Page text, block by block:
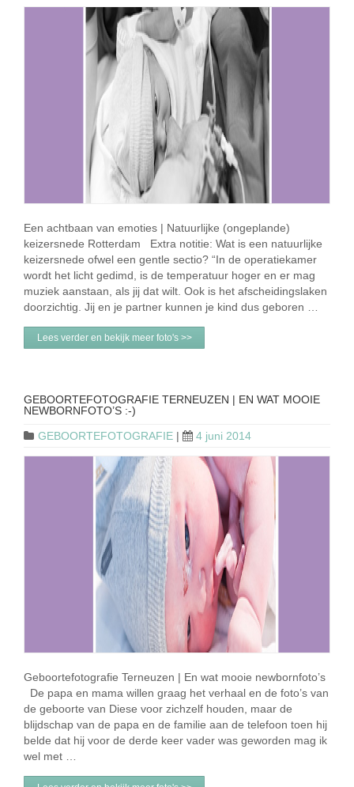
Een achtbaan van emoties | Natuurlijke (ongeplande)
keizersnede Rotterdam Extra notitie: Wat is een natuurlijke
keizersnede ofwel een gentle sectio? “In de operatiekamer
wordt het licht gedimd, is de temperatuur hoger en er mag
muziek aanstaan, als jij dat wilt. Ook is het afscheidingslaken
doorzichtig. Jij en je partner kunnen je kind dus geboren …
Lees verder en bekijk meer foto's >>
GEBOORTEFOTOGRAFIE TERNEUZEN | EN WAT MOOIE
NEWBORNFOTO’S :-)
GEBOORTEFOTOGRAFIE | 4 juni 2014
Geboortefotografie Terneuzen | En wat mooie newbornfoto’s
De papa en mama willen graag het verhaal en de foto’s van
de geboorte van Diese voor zichzelf houden, maar de
blijdschap van de papa en de familie aan de telefoon toen hij
belde dat hij voor de derde keer vader was geworden mag ik
wel met …